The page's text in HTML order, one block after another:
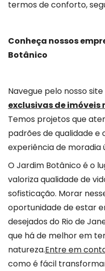
termos de conforto,
Conheça nossos
Botânico
Navegue pelo nosso site
exclusivas de
Temos projetos que
padrões de qualidade e
experiência de moradia
O Jardim Botânico é o
valoriza qualidade de
sofisticação. Morar
oportunidade de estar
desejados do Rio de
que há de melhor em
natureza.Entre em
como é fácil